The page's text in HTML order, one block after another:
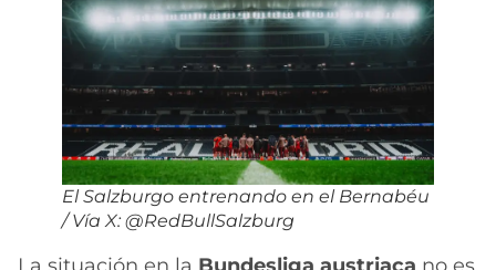
El Salzburgo entrenando en el Bernabéu
/ Vía X: @RedBullSalzburg